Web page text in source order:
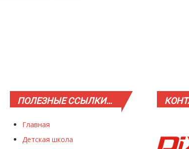
ПОЛЕЗНЫЕССЫЛКИ…
Главная
Детская школа